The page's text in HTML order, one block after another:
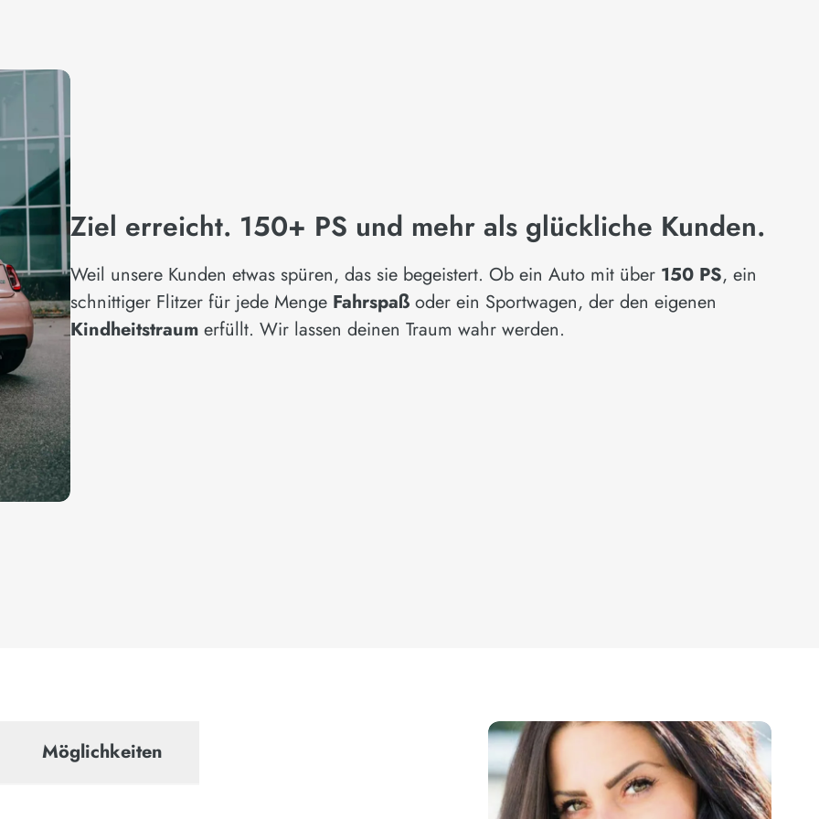
Ziel erreicht. 150+ PS und mehr als glückliche Kunden.
Weil unsere Kunden etwas spüren, das sie begeistert. Ob ein Auto mit über 150 PS, ein
schnittiger Flitzer für jede Menge Fahrspaß oder ein Sportwagen, der den eigenen
Kindheitstraum erfüllt. Wir lassen deinen Traum wahr werden.
Möglichkeiten